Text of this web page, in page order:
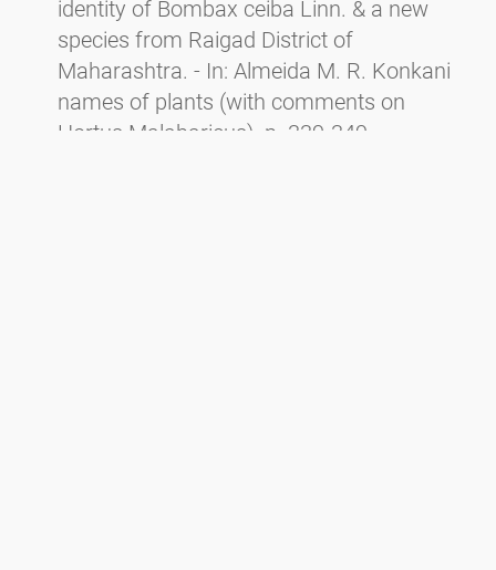
identity of Bombax ceiba Linn. & a new
species from Raigad District of
Maharashtra. - In: Almeida M. R. Konkani
names of plants (with comments on
Hortus Malabaricus), p. 339-349. -